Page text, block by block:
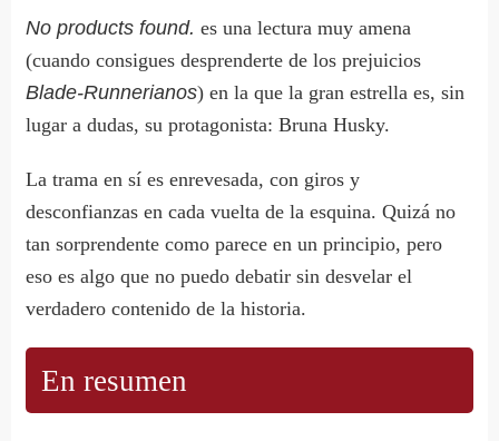
No products found. es una lectura muy amena
(cuando consigues desprenderte de los prejuicios
Blade-Runnerianos) en la que la gran estrella es, sin
lugar a dudas, su protagonista: Bruna Husky.
La trama en sí es enrevesada, con giros y
desconfianzas en cada vuelta de la esquina. Quizá no
tan sorprendente como parece en un principio, pero
eso es algo que no puedo debatir sin desvelar el
verdadero contenido de la historia.
En resumen